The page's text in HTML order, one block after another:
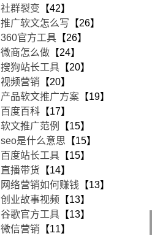
社群裂变 【42】
推广软文怎么写 【26】
360官方工具 【26】
微商怎么做 【24】
搜狗站长工具 【20】
视频营销 【20】
产品软文推广方案 【19】
百度百科 【17】
软文推广范例
【15】
seo是什么意思 【15】
百度站长工具 【15】
直播带货 【14】
网络营销如何赚钱 【13】
创业故事视频 【13】
谷歌官方工具 【13】
微信营销 【11】